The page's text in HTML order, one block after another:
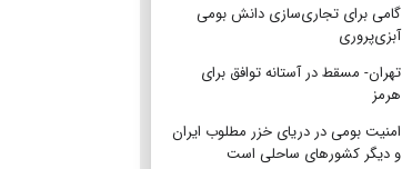
گامی برای تجاری‌سازی دانش بومی
آبزی‌پروری
تهران- مسقط در آستانه توافق برای
هرمز
امنیت بومی در دریای خزر مطلوب ایران
و دیگر کشورهای ساحلی است